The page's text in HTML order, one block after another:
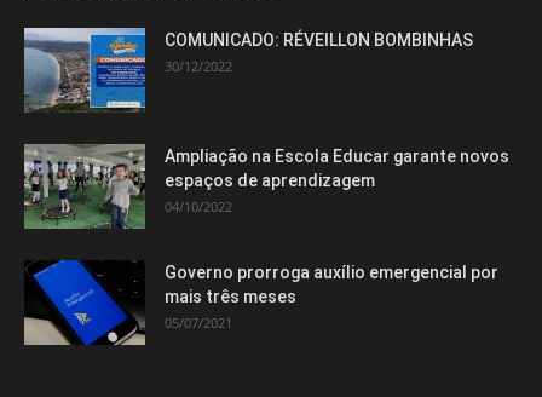
COMUNICADO: RÉVEILLON BOMBINHAS
30/12/2022
Ampliação na Escola Educar garante novos
espaços de aprendizagem
04/10/2022
Governo prorroga auxílio emergencial por
mais três meses
05/07/2021